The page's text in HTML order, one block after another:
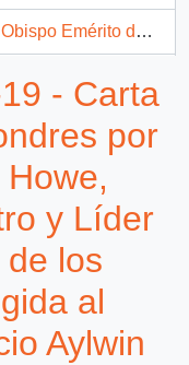
al Excelentísimo Señor Presidente de la República Don Patricio Aylwin Azocar
Don Patricio Aylwin, Presidente electo de la República de Chile
- Carta
por
y Líder
los
al
Aylwin